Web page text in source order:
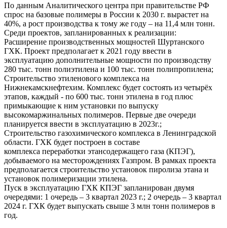
По данным Аналитического центра при правительстве РФ
спрос на базовые полимеры в России к 2030 г. вырастет на
40%, а рост производства к тому же году – на 11,4 млн тонн.
Среди проектов, запланированных к реализации:
Расширение производственных мощностей Шуртанского
ГХК. Проект предполагает к 2021 году ввести в
эксплуатацию дополнительные мощности по производству
280 тыс. тонн полиэтилена и 100 тыс. тонн полипропилена;
Строительство этиленового комплекса на
Нижнекамскнефтехим. Комплекс будет состоять из четырёх
этапов, каждый - по 600 тыс. тонн этилена в год плюс
примыкающие к ним установки по выпуску
высокомаржинальных полимеров. Первые две очереди
планируется ввести в эксплуатацию в 2023г.;
Строительство газохимического комплекса в Ленинградской
области. ГХК будет построен в составе
комплекса переработки этансодержащего газа (КПЭГ),
добываемого на месторождениях Газпром. В рамках проекта
предполагается строительство установок пиролиза этана и
установок полимеризации этилена.
Пуск в эксплуатацию ГХК КПЭГ запланирован двумя
очередями: 1 очередь – 3 квартал 2023 г.; 2 очередь – 3 квартал
2024 г. ГХК будет выпускать свыше 3 млн тонн полимеров в
год.